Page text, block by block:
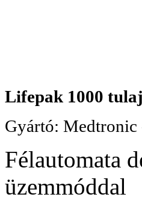
Lifepak 1000
Gyártó:
Félautomata
üzemmóddal